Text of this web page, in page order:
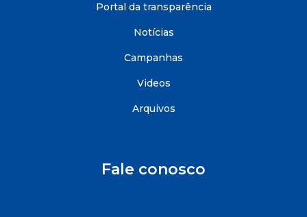
Portal da transparência
Notícias
Campanhas
Videos
Arquivos
Fale conosco